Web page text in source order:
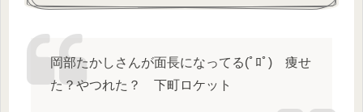
岡部たかしさんが面長になってる(ﾟﾛﾟ) 痩せ
た？やつれた？ 下町ロケット